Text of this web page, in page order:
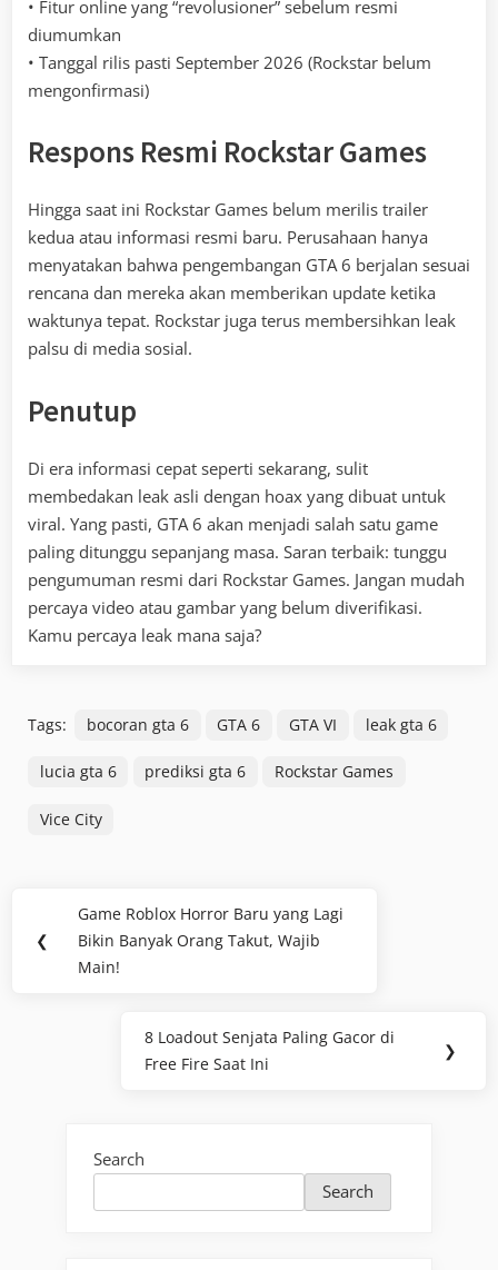
• Fitur online yang “revolusioner” sebelum resmi
diumumkan
• Tanggal rilis pasti September 2026 (Rockstar belum
mengonfirmasi)
Respons Resmi Rockstar Games
Hingga saat ini Rockstar Games belum merilis trailer
kedua atau informasi resmi baru. Perusahaan hanya
menyatakan bahwa pengembangan GTA 6 berjalan sesuai
rencana dan mereka akan memberikan update ketika
waktunya tepat. Rockstar juga terus membersihkan leak
palsu di media sosial.
Penutup
Di era informasi cepat seperti sekarang, sulit
membedakan leak asli dengan hoax yang dibuat untuk
viral. Yang pasti, GTA 6 akan menjadi salah satu game
paling ditunggu sepanjang masa. Saran terbaik: tunggu
pengumuman resmi dari Rockstar Games. Jangan mudah
percaya video atau gambar yang belum diverifikasi.
Kamu percaya leak mana saja?
Tags: bocoran gta 6 GTA 6 GTA VI leak gta 6
lucia gta 6 prediksi gta 6 Rockstar Games
Vice City
navigation
❮
Previous
Post:
Game Roblox Horror Baru yang Lagi
Bikin Banyak Orang Takut, Wajib
Main!
Next
Post:
8 Loadout Senjata Paling Gacor di
Free Fire Saat Ini
❯
Search
Search